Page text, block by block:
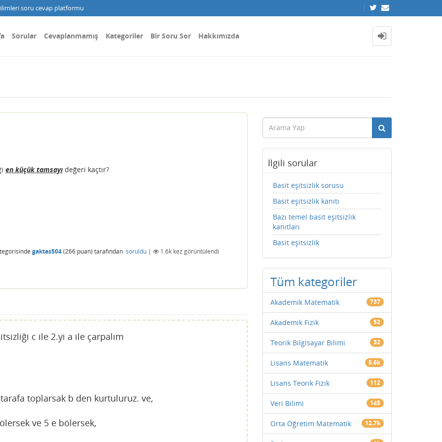
soru cevap platformu
Sorular Cevaplanmamış Kategoriler Bir Soru Sor Hakkımızda
en küçük tamsayıdeğeri kaçtır?
gaktas504(266 puan) tarafından soruldu | 1.6k kez görüntülendi
c ile 2.yi a ile çarpalım
toplarsak b den kurtuluruz. ve,
ve 5 e bölersek,
İlgili sorular
Basit eşitsizlik sorusu
Basit eşitsizlik kanıtı
Bazı temel basit eşitsizlik
kanıtları
Basit eşitsizlik
Tüm kategoriler
Akademik Matematik 737
Akademik Fizik 52
Teorik Bilgisayar Bilimi 32
Lisans Matematik 5.6k
Lisans Teorik Fizik 112
Veri Bilimi 145
Orta Öğretim Matematik 12.7k